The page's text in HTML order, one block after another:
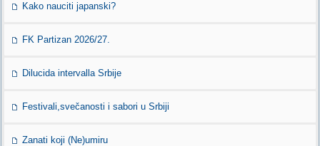
Kako nauciti japanski?
FK Partizan 2026/27.
Dilucida intervalla Srbije
Festivali,svečanosti i sabori u Srbiji
Zanati koji (Ne)umiru